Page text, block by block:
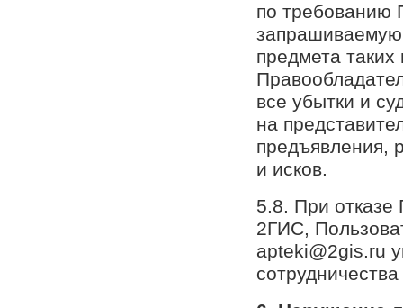
по требованию
предмета таких
все убытки и
на
предъявления,
и исков.
5.8. При отказе
2ГИС,
apteki@2gis.ru